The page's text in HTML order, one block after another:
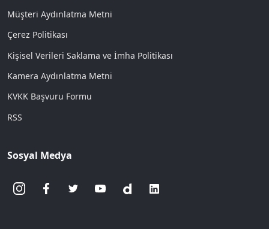
Müşteri Aydınlatma Metni
Çerez Politikası
Kişisel Verileri Saklama ve İmha Politikası
Kamera Aydınlatma Metni
KVKK Başvuru Formu
RSS
Sosyal Medya